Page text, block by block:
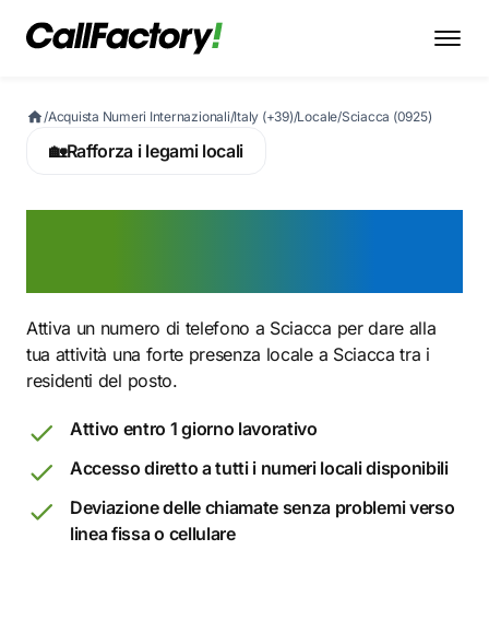
/Acquista Numeri Internazionali/Italy (+39)/Locale/Sciacca (0925)
🏡Rafforza i legami locali
Attiva un numero di telefono a Sciacca per dare alla
tua attività una forte presenza locale a Sciacca tra i
residenti del posto.
Attivo entro 1 giorno lavorativo
Accesso diretto a tutti i numeri locali disponibili
Deviazione delle chiamate senza problemi verso
linea fissa o cellulare